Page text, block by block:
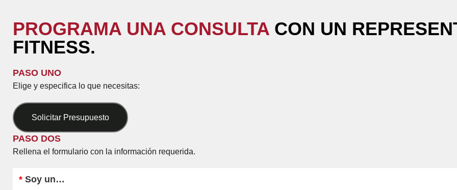
PROGRAMA UNA CONSULTA CON UN
FITNESS.
PASO UNO
Elige y especifica lo que necesitas:
Solicitar Presupuesto
PASO DOS
Rellena el formulario con la información requerida.
* Soy un…